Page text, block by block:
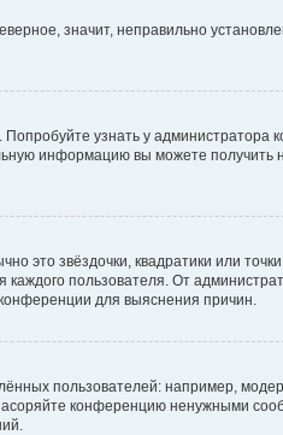
значит, неправильно
узнать у
информацию вы можете получить
это звёздочки, квадратики или
пользователя. От
для выяснения причин.
пользователей: например,
конференцию ненужными